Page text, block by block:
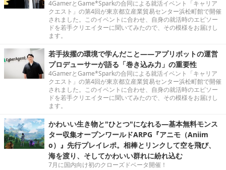
4GamerとGame*Sparkの合同による就活イベント「キャリア
クエスト」の第4回が東京都立産業貿易センター浜松町館で開催
されました。このイベントに合わせ、自身の就活時のエピソー
ドを若手クリエイターに聞いてみたので、その模様をお届けし
ます。
若手抜擢の環境で学んだこと――アプリボットの運営
プロデューサーが語る「巻き込み力」の重要性
4GamerとGame*Sparkの合同による就活イベント「キャリア
クエスト」の第4回が東京都立産業貿易センター浜松町館で開催
されました。このイベントに合わせ、自身の就活時のエピソー
ドを若手クリエイターに聞いてみたので、その模様をお届けし
ます。
かわいい生き物と"ひとつ"になれる―基本無料モンス
ター収集オープンワールドARPG『アニモ（Aniim
o）』先行プレイレポ。相棒とリンクして空を飛び、
海を渡り、そしてかわいい群れに紛れ込む
7月に国内向け初のクローズドベータ開催！